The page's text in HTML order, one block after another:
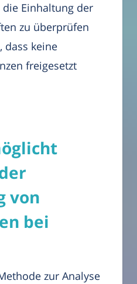
Einhaltung der
zu überprüfen
dass keine
freigesetzt
von
bei
zur Analyse